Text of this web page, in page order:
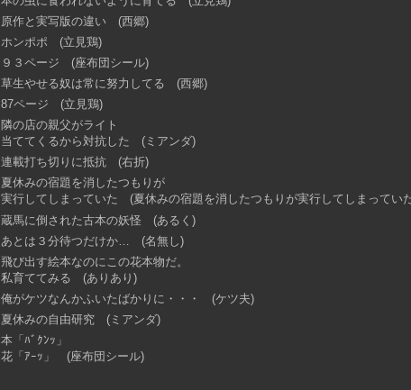
原作と実写版の違い (西郷)
ホンポポ (立見鶏)
９３ページ (座布団シール)
草生やせる奴は常に努力してる (西郷)
87ページ (立見鶏)
隣の店の親父がライト
当ててくるから対抗した (ミアンダ)
連載打ち切りに抵抗 (右折)
夏休みの宿題を消したつもりが
実行してしまっていた (夏休みの宿題を消したつもりが実行してしまってい
蔵馬に倒された古本の妖怪 (あるく)
あとは３分待つだけか… (名無し)
飛び出す絵本なのにこの花本物だ。
私育ててみる (ありあり)
俺がケツなんかふいたばかりに・・・ (ケツ夫)
夏休みの自由研究 (ミアンダ)
本「ﾊﾞｸﾝｯ」
花「ｱｰｯ」 (座布団シール)